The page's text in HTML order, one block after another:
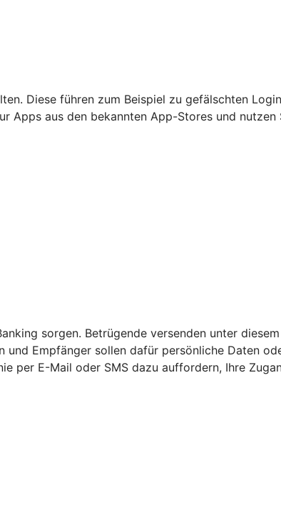
Diese führen zum Beispiel zu gefälschten
Apps aus den bekannten App-Stores und
sorgen. Betrügende versenden unter
Empfänger sollen dafür persönliche Daten
per E-Mail oder SMS dazu auffordern, Ihre